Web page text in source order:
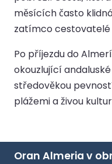
měsících často
zatímco cestovatelé
Po příjezdu do
okouzlující
středověkou
plážemi a živou
Oran Almeria v